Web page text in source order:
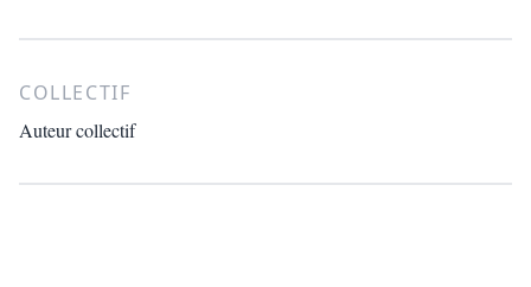
COLLECTIF
Auteur collectif